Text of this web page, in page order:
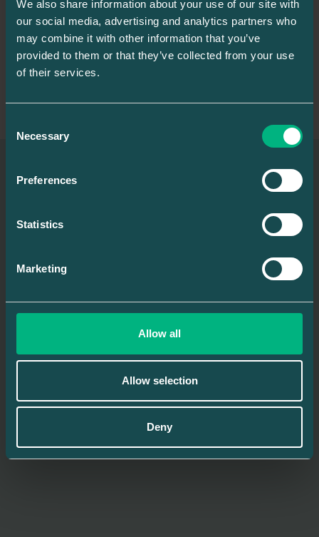
We also share information about your use of our site with
our social media, advertising and analytics partners who
may combine it with other information that you’ve
provided to them or that they’ve collected from your use
of their services.
Selection
Necessary
Preferences
Statistics
Marketing
Allow all
Allow selection
Deny
det ingen tvekan om!
Varmt välkomna och tack för förtroendet!